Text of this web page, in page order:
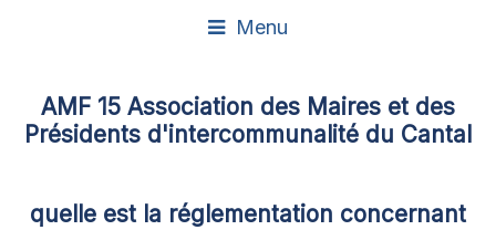
Menu
AMF 15 Association des Maires et des
Présidents d'intercommunalité du Cantal
quelle est la réglementation concernant